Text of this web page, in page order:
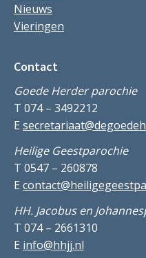
Nieuws
Vieringen
Contact
Goede Herder parochie
T 074 – 3492212
E
Heilige Geestparochie
T 0547 – 260878
E
HH. Jacobus en
T 074 – 2661310
E info@hhjj.nl